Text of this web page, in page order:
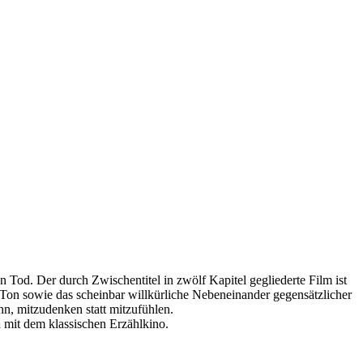
Tod. Der durch Zwischentitel in zwölf Kapitel gegliederte Film ist
sowie das scheinbar willkürliche Nebeneinander gegensätzlicher
mitzudenken statt mitzufühlen.
dem klassischen Erzählkino.